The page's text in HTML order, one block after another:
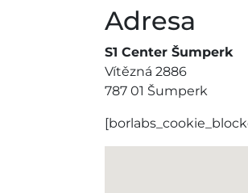
Adresa
S1 Center Šumperk
Vítězná 2886
787 01 Šumperk